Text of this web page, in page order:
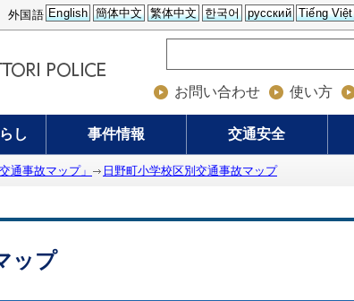
外国語 English 簡体中文 繁体中文 한국어 русский Tiếng Việt
お問い合わせ 使い方
し 事件情報 交通安全
通事故マップ」 日野町小学校区別交通事故マップ
ップ